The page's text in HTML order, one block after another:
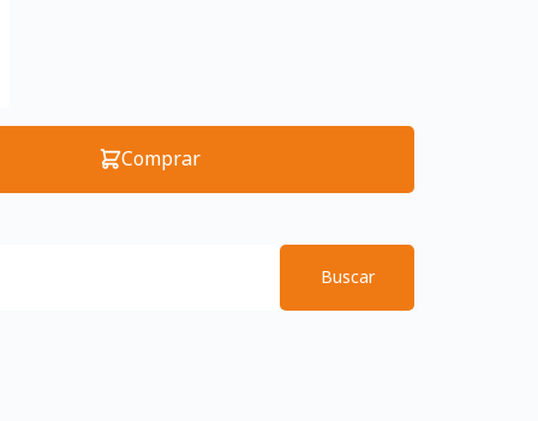
Comprar
Buscar